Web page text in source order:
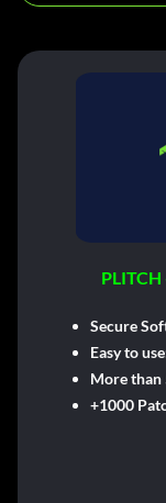
Secure
Easy to
More than
+1000